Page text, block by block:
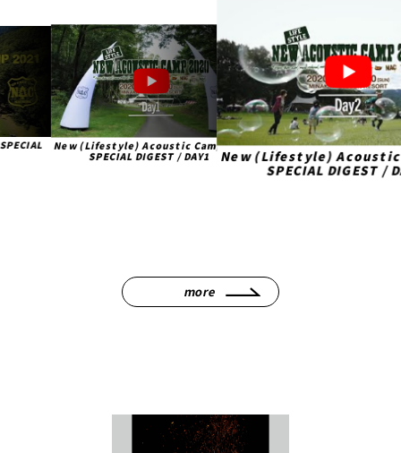
Camp 2020
New (Lifestyle) Acoustic Camp 2020
SPECIAL DIGEST / DAY2
【必見】10-FEET
の本音トーク ニュー
大作戦/コロナ禍の
more